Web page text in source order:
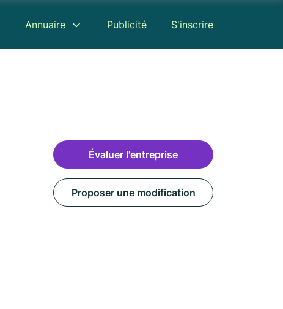
Annuaire Publicité S'inscrire
Évaluer l'entreprise
Proposer une modification